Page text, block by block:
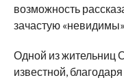
возможность
зачастую
Одной из жительниц
известной,